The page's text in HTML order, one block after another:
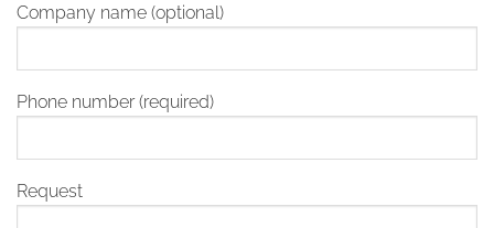
Company name (optional)
Phone number (required)
Request